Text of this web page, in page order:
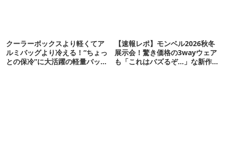
クーラーボックスより軽くてア
ルミバッグより冷える！“ちょっ
との保冷”に大活躍の軽量バッグ
【速報レポ】モンベル2026秋冬
展示会！驚き価格の3wayウェア
も「これはバズるぞ…」な新作